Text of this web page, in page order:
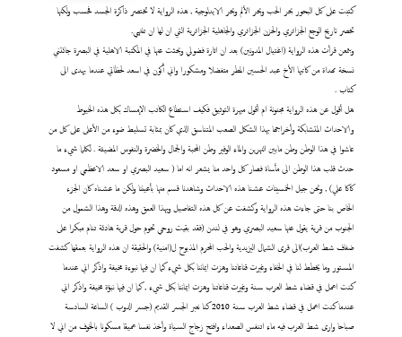
كتبت على كل البحور بحر الحب وبحر الألم وبحر الايدلوجية , هذه الرواية لا تختصر ذاكرة الجسد فحسب ولكنها
تخصر تاريخ الوجع الجزائري والحزن الجزائري والجاهلية الجزائرية التي ان لها ان تنتهي.
وبتمعن قرأت هذه الرواية (اغتيال المدونين) بعد ان اثارة فضولي وبحثت عنها في المكتبة الاهلية في البصرة جائتني
نسخة مهداة من كاتبها الأخ عبد الحسين المطر متفضلا ومشكورا واني أكون في اسعد لحظاتي عندما يهدى الى
كتاب.
هل أقول عن هذه الرواية مجنونة ام أقول مبهرة التوثيق فكيف استطاع الكاتب الإمساك بكل هذه الخيوط
والاحداث المتشابكة وأخراجها بهذا الشكل الصعب المتناسق الذي كان بمثابة تسليط ضوء من الأعلى على كل من
عاشوا في هذا الوطن وطن مابين النهرين والماء الوفير وطن المحبة والجمال والخضرة والنفوس المضيئة . لكلما شيء ما
حدث قلب هذا الوطن الى مأساة فصار كل واحد منا يشعر انه اما ( سعيد البصري او سعد الاعظمي او مسعود
كاكا علي) , ونحن جيل الخمسينات عشنا هذه الاحداث وشاهدنا قسم منها بأعيننا ولكن ما عشناه كان الجزء
الخاص بنا حتى جاءت هذه الرواية وكشفت عن كل هذه التفاصيل وبهذا العمق وهذه الدقة وهذا الشمول من
الجنوب من قرية يقول عنها سعيد البصري وهو في لندن (فقد بقيت روحي تحوم حول قرية هادئة تنام مبكرا على
ضفاف شط العرب)الى قرى الشمال اليزيدية والحب المحرم المذبوح ل(امنية) والحقيقة ان هذه الرواية بعمقها كشفت
المستور وما يخطط لنا في الخفاء وغيرت قناعاتنا وهزت ايماننا بكل شيء كما ان فيها نبوءة مخيفة واذكر اني عندما
كنت اعمل في قضاء شط العرب سنة وغيرت قناعاتنا وهزت ايماننا بكل شيء , كما ان فيها نبؤة مخيفة واذكر اني
عندما كنت اعمل في قضاء شط العرب سنة 2010 كنا نعبر الجسر القديم (جسر الدوب ) الساعة السادسة
صباحا وارى شط العرب فيه ماء اتنفس الصعداء وافتح زجاج السياة وأخذ نفسا عميقا مسكونا بالخوف من اني لا